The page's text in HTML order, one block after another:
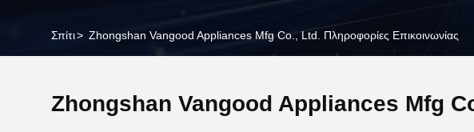
Σπίτι> Zhongshan Vangood Appliances Mfg Co., Ltd. Πληροφορίες Επικοινωνίας
Zhongshan Vangood Appliances Mfg